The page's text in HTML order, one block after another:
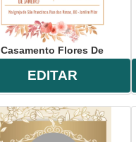
Casamento Flores De
EDITAR